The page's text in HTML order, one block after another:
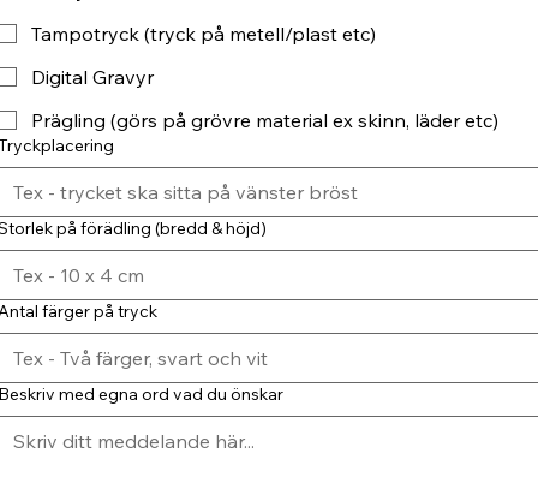
Tampotryck (tryck på metell/plast etc)
Digital Gravyr
Prägling (görs på grövre material ex skinn, läder etc)
på förädling (bredd & höjd)
färger på tryck
med egna ord vad du önskar